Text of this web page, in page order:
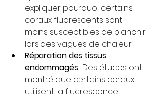
expliquer pourquoi certains
coraux fluorescents sont
moins susceptibles de blanchir
lors des vagues de chaleur.
Réparation des tissus
endommagés : Des études ont
montré que certains coraux
utilisent la fluorescence